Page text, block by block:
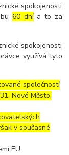
spokojenosti
60 dnía to za
spokojenosti
využívá tyto
společností
Nové Město,
v současné
EU.